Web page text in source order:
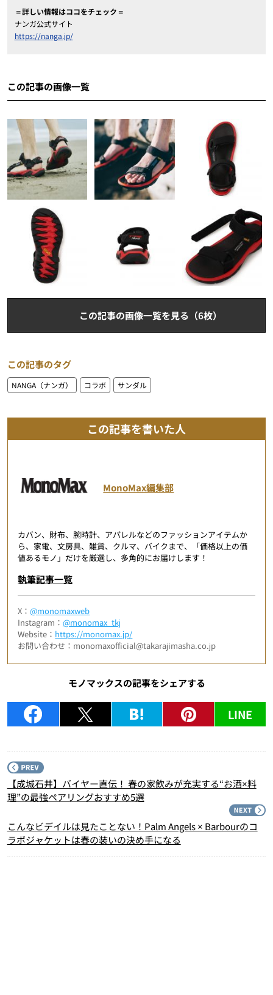
＝詳しい情報はココをチェック＝
ナンガ公式サイト
https://nanga.jp/
この記事の画像一覧
この記事の画像一覧を見る（6枚）
この記事のタグ
NANGA（ナンガ） コラボ サンダル
この記事を書いた人
MonoMax編集部
カバン、財布、腕時計、アパレルなどのファッションアイテムか
ら、家電、文房具、雑貨、クルマ、バイクまで、「価格以上の価
値あるモノ」だけを厳選し、多角的にお届けします！
執筆記事一覧
X：@monomaxweb
Instagram：@monomax_tkj
Website： https://monomax.jp/
お問い合わせ：monomaxofficial@takarajimasha.co.jp
モノマックスの記事をシェアする
LINE
【成城石井】バイヤー直伝！ 春の家飲みが充実する“お酒×料
理”の最強ペアリングおすすめ5選
こんなビデイルは見たことない！Palm Angels × Barbourのコ
ラボジャケットは春の装いの決め手になる